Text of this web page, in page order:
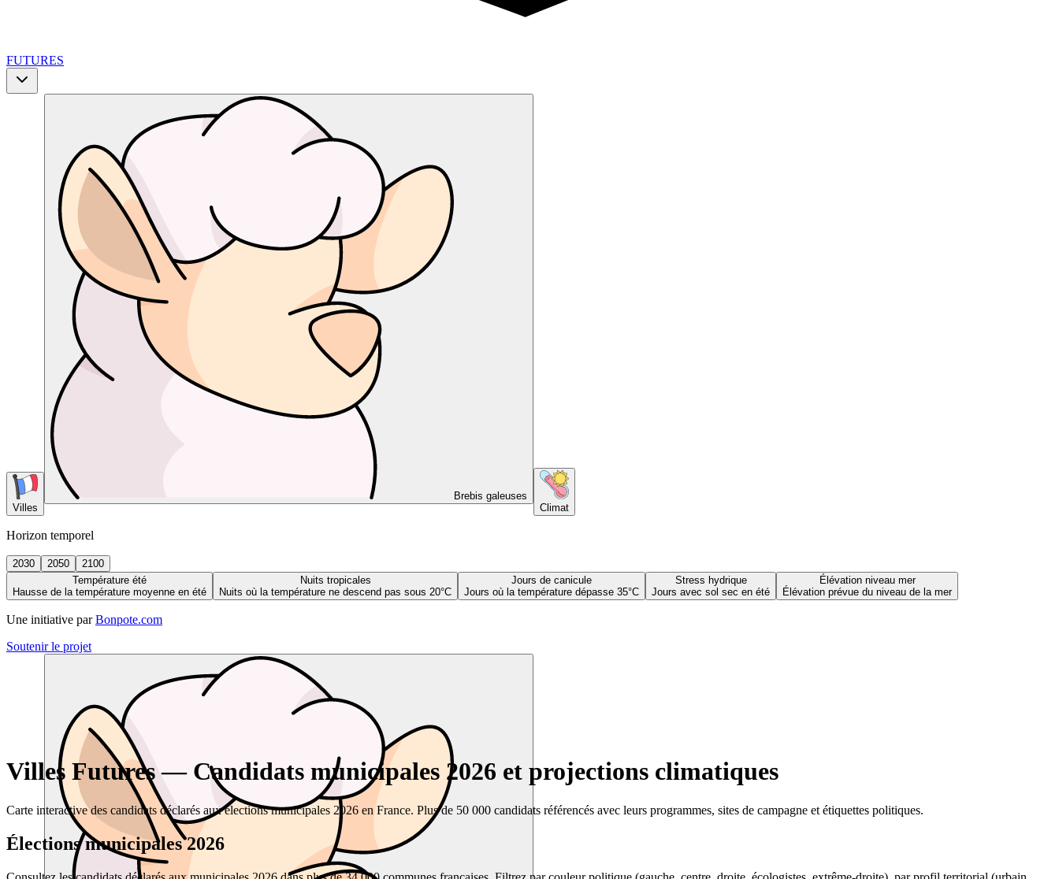
FUTURES
Villes
Brebis galeuses
Climat
Horizon temporel
2030 2050
2100
Température été
Hausse de la température moyenne en été
Nuits tropicales
Nuits où la température ne descend pas sous 20°C
Jours de canicule
Jours où la température dépasse 35°C
Stress hydrique
Jours avec sol sec en été
Élévation niveau mer
Élévation prévue du niveau de la mer
Une initiative par Bonpote.com
Soutenir le projet
Villes Futures — Candidats municipales 2026 et projections climatiques
Carte interactive des candidats déclarés aux élections municipales 2026 en France. Plus de 50 000 candidats référencés avec leurs programmes, sites de campagne et étiquettes politiques.
Élections municipales 2026